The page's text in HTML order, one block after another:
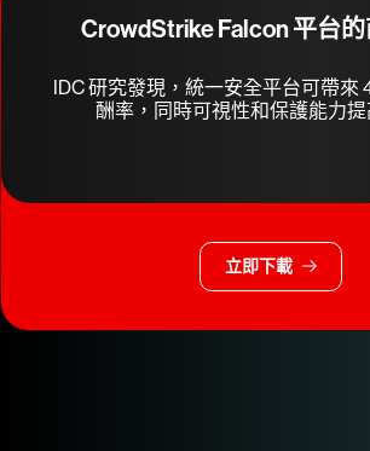
CrowdStrike Falcon 平台
IDC 研究發現，統一安全平台可帶來
酬率，同時可視性和保護能力提
立即下載